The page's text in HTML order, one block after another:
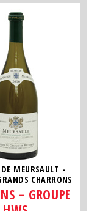
DE MEURSAULT -
CHARRONS
– GROUPE